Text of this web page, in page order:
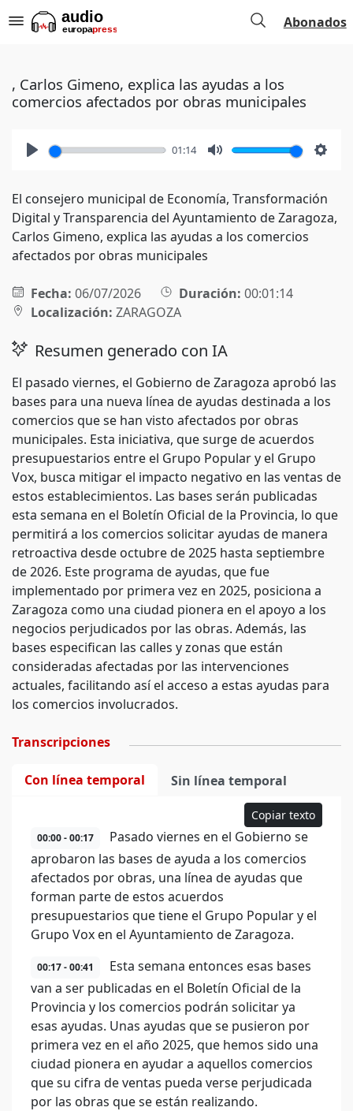
Abonados
, Carlos Gimeno, explica las ayudas a los
comercios afectados por obras municipales
01:14
El consejero municipal de Economía, Transformación
Digital y Transparencia del Ayuntamiento de Zaragoza,
Carlos Gimeno, explica las ayudas a los comercios
afectados por obras municipales
Fecha: 06/07/2026 Duración: 00:01:14
Localización: ZARAGOZA
Resumen generado con IA
El pasado viernes, el Gobierno de Zaragoza aprobó las
bases para una nueva línea de ayudas destinada a los
comercios que se han visto afectados por obras
municipales. Esta iniciativa, que surge de acuerdos
presupuestarios entre el Grupo Popular y el Grupo
Vox, busca mitigar el impacto negativo en las ventas de
estos establecimientos. Las bases serán publicadas
esta semana en el Boletín Oficial de la Provincia, lo que
permitirá a los comercios solicitar ayudas de manera
retroactiva desde octubre de 2025 hasta septiembre
de 2026. Este programa de ayudas, que fue
implementado por primera vez en 2025, posiciona a
Zaragoza como una ciudad pionera en el apoyo a los
negocios perjudicados por las obras. Además, las
bases especifican las calles y zonas que están
consideradas afectadas por las intervenciones
actuales, facilitando así el acceso a estas ayudas para
los comercios involucrados.
Transcripciones
Con línea temporal Sin línea temporal
Copiar texto
00:00 - 00:17
Pasado viernes en el Gobierno se
aprobaron las bases de ayuda a los comercios
afectados por obras, una línea de ayudas que
forman parte de estos acuerdos
presupuestarios que tiene el Grupo Popular y el
Grupo Vox en el Ayuntamiento de Zaragoza.
00:17 - 00:41
Esta semana entonces esas bases
van a ser publicadas en el Boletín Oficial de la
Provincia y los comercios podrán solicitar ya
esas ayudas. Unas ayudas que se pusieron por
primera vez en el año 2025, que hemos sido una
ciudad pionera en ayudar a aquellos comercios
que su cifra de ventas pueda verse perjudicada
por las obras que se están realizando.